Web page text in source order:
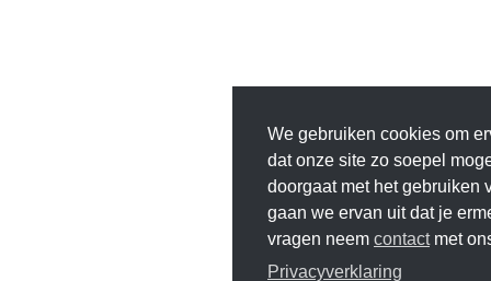
We gebruiken cookies om
dat onze site zo soepel
doorgaat met het gebruiken
gaan we ervan uit dat je
vragen neem contactmet
Privacyverklaring